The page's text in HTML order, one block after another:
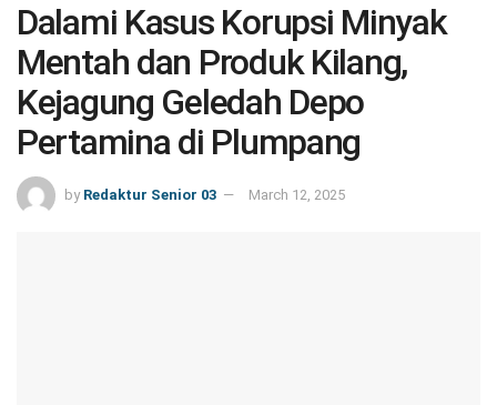
Dalami Kasus Korupsi Minyak
Mentah dan Produk Kilang,
Kejagung Geledah Depo
Pertamina di Plumpang
by Redaktur Senior 03 March 12, 2025